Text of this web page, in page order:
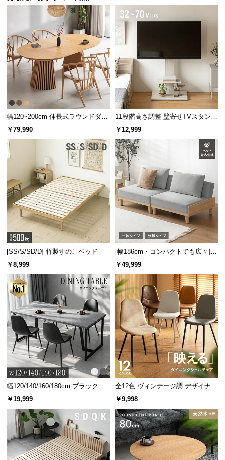
木の質感と機能性を両立した天板
天板の仕上げには、天然木の質感と美しい木目を活
かすラッカー塗装を施しました。
抜群の耐水性でお水を零しても安心
耐水性に優れた天板はお水を零しても染み込むこと
がなく、サッと拭き取れるため食卓に最適です。
重厚感のある天然木のフレーム
幅120~200cm 伸長式ラウンドダイ
ニングテーブル 6人掛け 天然木突
￥79,990
11段階高さ調整 壁寄せTVスタンド
キャスター付き 上下左右角度調節
￥12,999
[SS/S/SD/D] 竹製すのこベッド
￥8,999
[幅186cm・コンパクトでも広々] 3
人掛けソファベッド リクライニン
グ 天然木フレーム 北欧
￥49,999
幅120/140/160/180cm ブラックフ
レーム ダイニング 大理石調 4人掛
￥19,999
全12色 ヴィンテージ調 デザイナー
ズシェルチェア
￥9,998